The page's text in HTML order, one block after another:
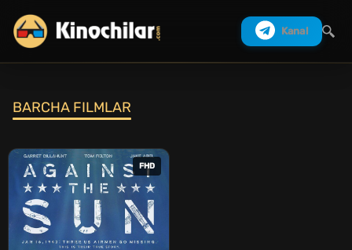
Kanal
BARCHA FILMLAR
FHD